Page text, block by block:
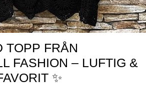
TOPP FRÅN
FASHION – LUFTIG &
✨